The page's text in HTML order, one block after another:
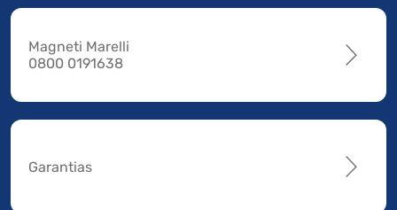
Magneti Marelli
0800 0191638
Garantias